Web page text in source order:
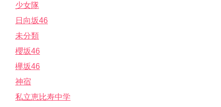
少女隊
日向坂46
未分類
櫻坂46
欅坂46
神宿
私立恵比寿中学